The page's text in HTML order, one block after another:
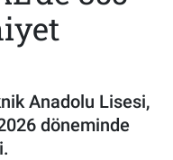
Anadolu Lisesi,
döneminde